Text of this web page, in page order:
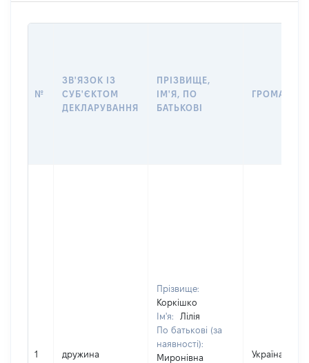
№
ЗВ'ЯЗОК ІЗ
СУБ'ЄКТОМ
ДЕКЛАРУВАННЯ
ПРІЗВИЩЕ,
ІМ'Я, ПО
БАТЬКОВІ
1 дружина
Прізвище:
Коркішко
Ім'я:
Лілія
По батькові (за
наявності):
Миронівна
Україна